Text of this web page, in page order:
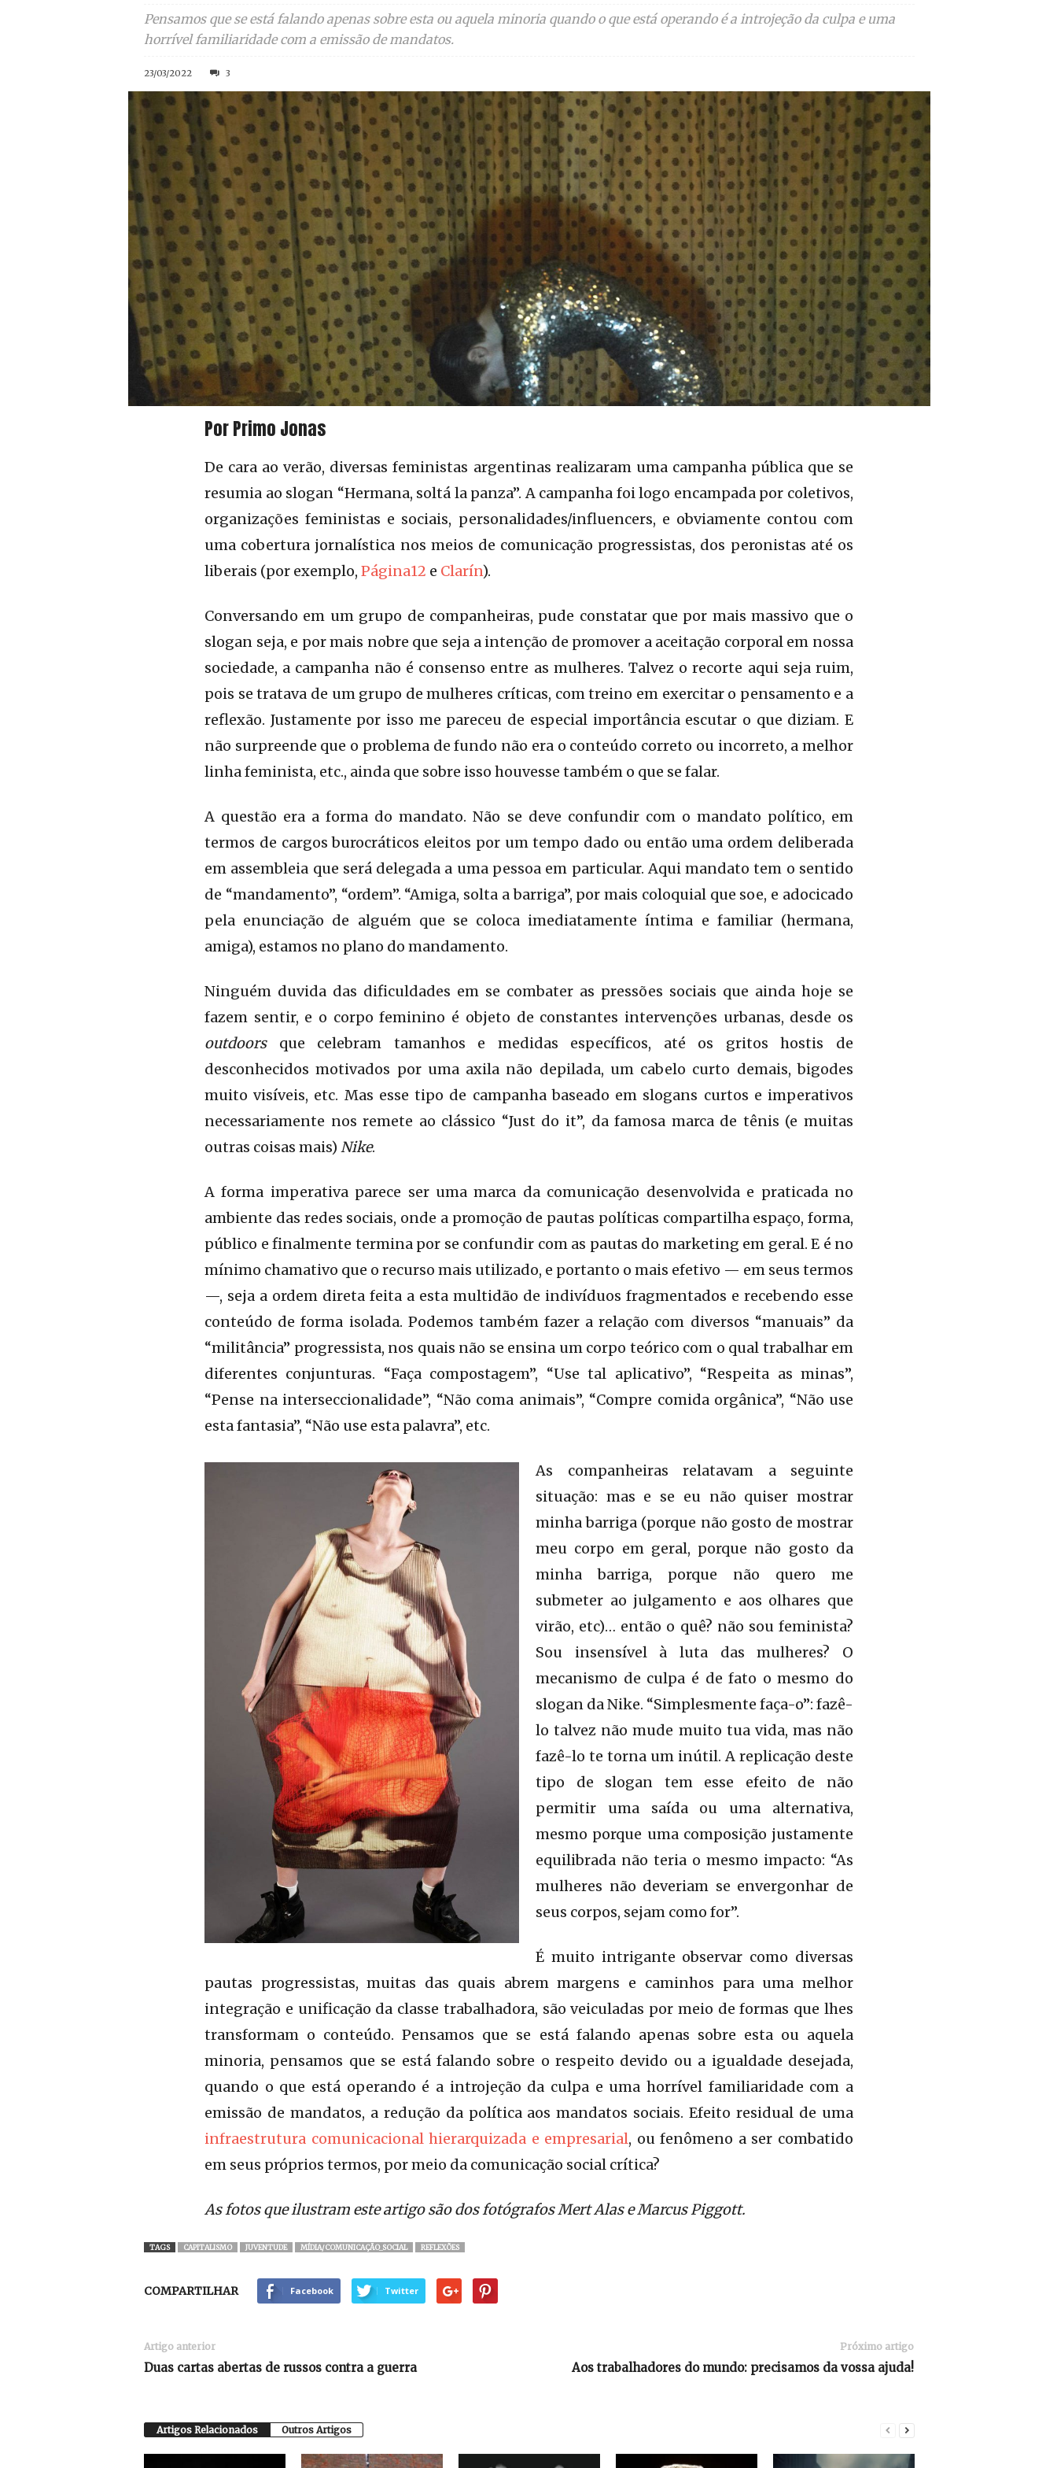
Pensamos que se está falando apenas sobre esta ou aquela minoria quando o que está operando é a introjeção da culpa e uma
horrível familiaridade com a emissão de mandatos.
23/03/2022 3
FW 2020
Por Primo Jonas
De cara ao verão, diversas feministas argentinas realizaram uma campanha pública que se
resumia ao slogan “Hermana, soltá la panza”. A campanha foi logo encampada por coletivos,
organizações feministas e sociais, personalidades/influencers, e obviamente contou com
uma cobertura jornalística nos meios de comunicação progressistas, dos peronistas até os
liberais (por exemplo, Página12 e Clarín).
Conversando em um grupo de companheiras, pude constatar que por mais massivo que o
slogan seja, e por mais nobre que seja a intenção de promover a aceitação corporal em nossa
sociedade, a campanha não é consenso entre as mulheres. Talvez o recorte aqui seja ruim,
pois se tratava de um grupo de mulheres críticas, com treino em exercitar o pensamento e a
reflexão. Justamente por isso me pareceu de especial importância escutar o que diziam. E
não surpreende que o problema de fundo não era o conteúdo correto ou incorreto, a melhor
linha feminista, etc., ainda que sobre isso houvesse também o que se falar.
A questão era a forma do mandato. Não se deve confundir com o mandato político, em
termos de cargos burocráticos eleitos por um tempo dado ou então uma ordem deliberada
em assembleia que será delegada a uma pessoa em particular. Aqui mandato tem o sentido
de “mandamento”, “ordem”. “Amiga, solta a barriga”, por mais coloquial que soe, e adocicado
pela enunciação de alguém que se coloca imediatamente íntima e familiar (hermana,
amiga), estamos no plano do mandamento.
Ninguém duvida das dificuldades em se combater as pressões sociais que ainda hoje se
fazem sentir, e o corpo feminino é objeto de constantes intervenções urbanas, desde os
outdoorsque celebram tamanhos e medidas específicos, até os gritos hostis de
desconhecidos motivados por uma axila não depilada, um cabelo curto demais, bigodes
muito visíveis, etc. Mas esse tipo de campanha baseado em slogans curtos e imperativos
necessariamente nos remete ao clássico “Just do it”, da famosa marca de tênis (e muitas
outras coisas mais) Nike.
A forma imperativa parece ser uma marca da comunicação desenvolvida e praticada no
ambiente das redes sociais, onde a promoção de pautas políticas compartilha espaço, forma,
público e finalmente termina por se confundir com as pautas do marketing em geral. E é no
mínimo chamativo que o recurso mais utilizado, e portanto o mais efetivo — em seus termos
—, seja a ordem direta feita a esta multidão de indivíduos fragmentados e recebendo esse
conteúdo de forma isolada. Podemos também fazer a relação com diversos “manuais” da
“militância” progressista, nos quais não se ensina um corpo teórico com o qual trabalhar em
diferentes conjunturas. “Faça compostagem”, “Use tal aplicativo”, “Respeita as minas”,
“Pense na interseccionalidade”, “Não coma animais”, “Compre comida orgânica”, “Não use
esta fantasia”, “Não use esta palavra”, etc.
As companheiras relatavam a seguinte
situação: mas e se eu não quiser mostrar
minha barriga (porque não gosto de mostrar
meu corpo em geral, porque não gosto da
minha barriga, porque não quero me
submeter ao julgamento e aos olhares que
virão, etc)… então o quê? não sou feminista?
Sou insensível à luta das mulheres? O
mecanismo de culpa é de fato o mesmo do
slogan da Nike. “Simplesmente faça-o”: fazê-
lo talvez não mude muito tua vida, mas não
fazê-lo te torna um inútil. A replicação deste
tipo de slogan tem esse efeito de não
permitir uma saída ou uma alternativa,
mesmo porque uma composição justamente
equilibrada não teria o mesmo impacto: “As
mulheres não deveriam se envergonhar de
seus corpos, sejam como for”.
É muito intrigante observar como diversas
pautas progressistas, muitas das quais abrem margens e caminhos para uma melhor
integração e unificação da classe trabalhadora, são veiculadas por meio de formas que lhes
transformam o conteúdo. Pensamos que se está falando apenas sobre esta ou aquela
minoria, pensamos que se está falando sobre o respeito devido ou a igualdade desejada,
quando o que está operando é a introjeção da culpa e uma horrível familiaridade com a
emissão de mandatos, a redução da política aos mandatos sociais. Efeito residual de uma
infraestrutura comunicacional hierarquizada e empresarial, ou fenômeno a ser combatido
em seus próprios termos, por meio da comunicação social crítica?
As fotos que ilustram este artigo são dos fotógrafos Mert Alas e Marcus Piggott.
TAGS CAPITALISMO JUVENTUDE MÍDIA/COMUNICAÇÃO_SOCIAL REFLEXÕES
COMPARTILHAR Facebook Twitter
Artigo anterior
Duas cartas abertas de russos contra a guerra
Próximo artigo
Aos trabalhadores do mundo: precisamos da vossa ajuda!
Artigos Relacionados Outros Artigos